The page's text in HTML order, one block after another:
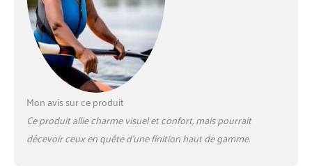
Mon avis sur ce produit
Ce produit allie charme visuel et confort, mais pourrait
décevoir ceux en quête d’une finition haut de gamme.